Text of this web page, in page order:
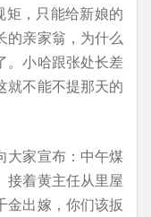
矩，只能给新娘的
的亲家翁，为什么
。小哈跟张处长差
就不能不提那天的
大家宣布：中午煤
接着黄主任从里屋
金出嫁，你们该扳